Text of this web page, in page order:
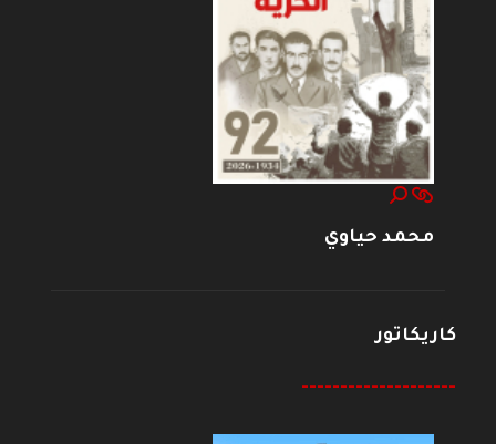
محمد حياوي
كاريكاتور
--------------------